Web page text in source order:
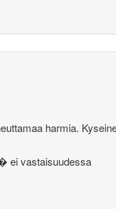
harmia.
ei vastaisuudessa